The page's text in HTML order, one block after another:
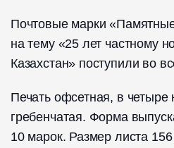
Почтовые марки
на тему «25 лет частному
Казахстан» поступили во
Печать офсетная, в четыре
гребенчатая. Форма
10 марок. Размер листа